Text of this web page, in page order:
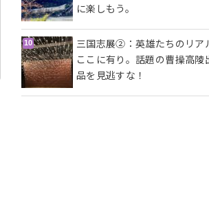
に楽しもう。
三国志展②：英雄たちのリア
ここに有り。話題の曹操高陵
品を見逃すな！